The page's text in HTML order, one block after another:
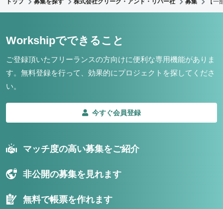
トップ 募集を探す 株式会社クリーク・アンド・リバー社 募集 【
Workshipでできること
ご登録頂いたフリーランスの方向けに便利な専用機能がありま
す。 無料登録を行って、効果的にプロジェクトを探してくださ
い。
今すぐ会員登録
マッチ度の高い募集をご紹介
非公開の募集を見れます
無料で帳票を作れます